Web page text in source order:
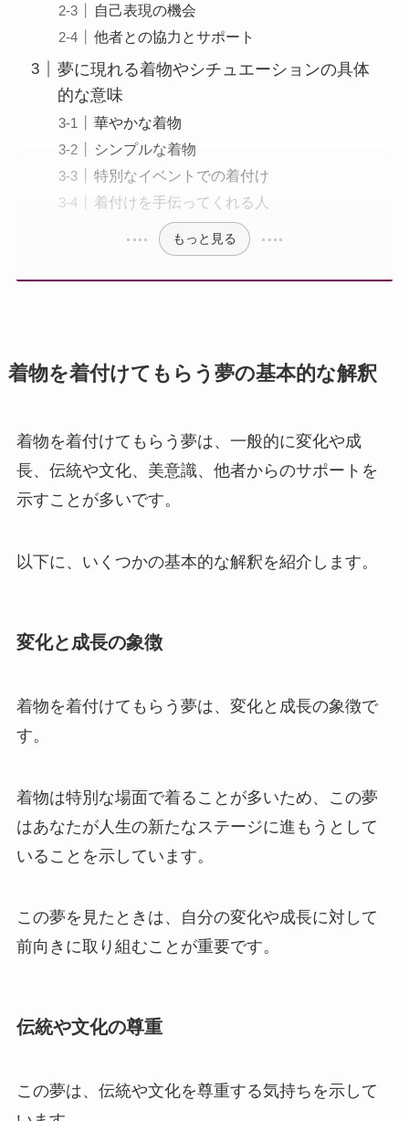
自己表現の機会
他者との協力とサポート
夢に現れる着物やシチュエーションの具体
的な意味
華やかな着物
シンプルな着物
特別なイベントでの着付け
着付けを手伝ってくれる人
もっと見る
着物を着付けてもらう夢の基本的な解釈
着物を着付けてもらう夢は、一般的に変化や成
長、伝統や文化、美意識、他者からのサポートを
示すことが多いです。
以下に、いくつかの基本的な解釈を紹介します。
変化と成長の象徴
着物を着付けてもらう夢は、変化と成長の象徴で
す。
着物は特別な場面で着ることが多いため、この夢
はあなたが人生の新たなステージに進もうとして
いることを示しています。
この夢を見たときは、自分の変化や成長に対して
前向きに取り組むことが重要です。
伝統や文化の尊重
この夢は、伝統や文化を尊重する気持ちを示して